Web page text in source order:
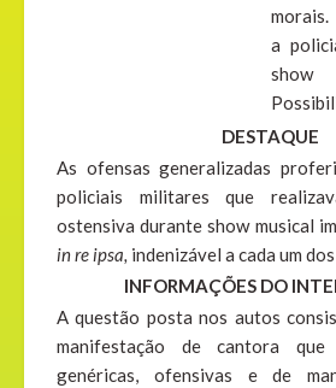
a
DESTAQUE
As ofensas generalizadas
policiais militares que
ostensiva durante show musical
in re ipsa, indenizável a cada um
INFORMAÇÕES DO
A questão posta nos autos
manifestação de cantora
genéricas, ofensivas e de